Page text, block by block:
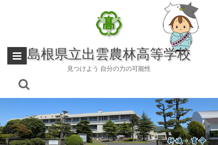
島根県立出雲農林高等学校
見つけよう 自分の力の可能性